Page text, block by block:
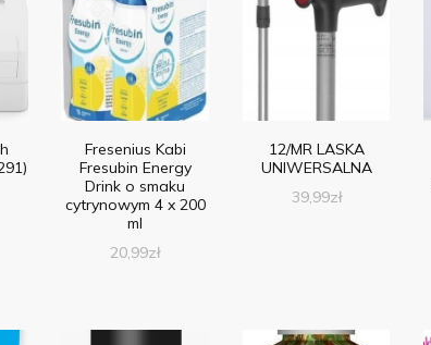
Fresenius Kabi
Fresubin Energy
Drink o smaku
cytrynowym 4 x 200
ml
20,99zł
12/MR LASKA
UNIWERSALNA
39,99zł